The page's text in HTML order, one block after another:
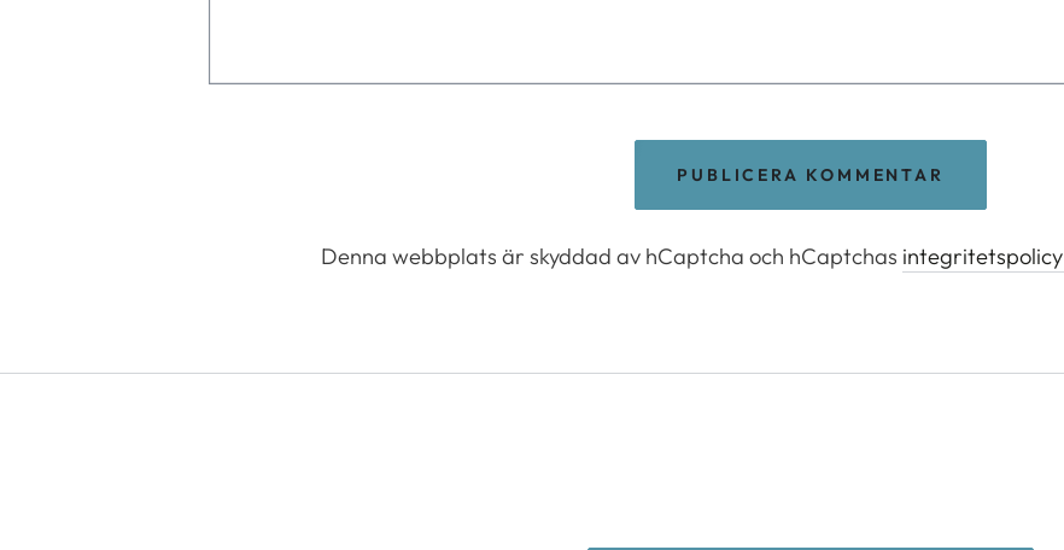
PUBLICERA KOMMENTAR
Denna webbplats är skyddad av hCaptcha och hCaptchas integritetspolicy